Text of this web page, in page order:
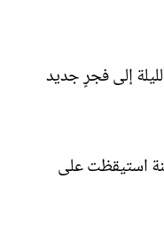
إلى فجرٍ جديد
استيقظت على